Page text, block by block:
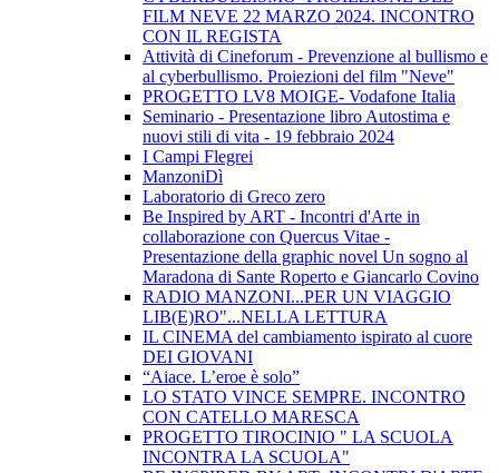
FILM NEVE 22 MARZO 2024. INCONTRO
CON IL REGISTA
Attività di Cineforum - Prevenzione al bullismo e
al cyberbullismo. Proiezioni del film "Neve"
PROGETTO LV8 MOIGE- Vodafone Italia
Seminario - Presentazione libro Autostima e
nuovi stili di vita - 19 febbraio 2024
I Campi Flegrei
ManzoniDì
Laboratorio di Greco zero
Be Inspired by ART - Incontri d'Arte in
collaborazione con Quercus Vitae -
Presentazione della graphic novel Un sogno al
Maradona di Sante Roperto e Giancarlo Covino
RADIO MANZONI...PER UN VIAGGIO
LIB(E)RO"...NELLA LETTURA
IL CINEMA del cambiamento ispirato al cuore
DEI GIOVANI
“Aiace. L’eroe è solo”
LO STATO VINCE SEMPRE. INCONTRO
CON CATELLO MARESCA
PROGETTO TIROCINIO " LA SCUOLA
INCONTRA LA SCUOLA"